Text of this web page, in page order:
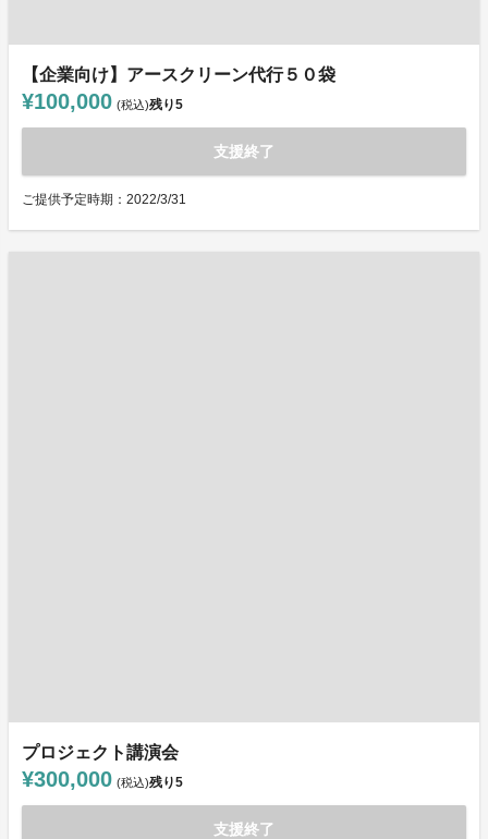
【企業向け】アースクリーン代行５０袋
¥100,000 (税込)残り5
支援終了
ご提供予定時期：2022/3/31
プロジェクト講演会
¥300,000 (税込)残り5
支援終了